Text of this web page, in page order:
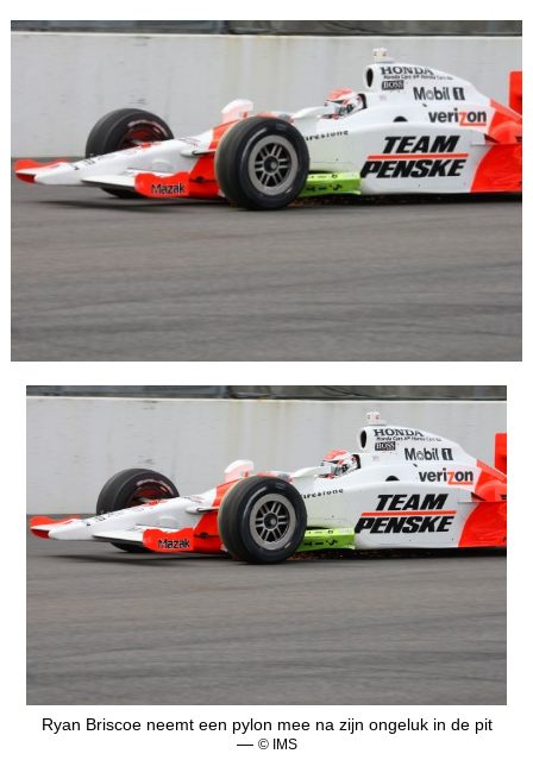
Ryan Briscoe neemt een pylon mee na zijn ongeluk in de pit
— © IMS